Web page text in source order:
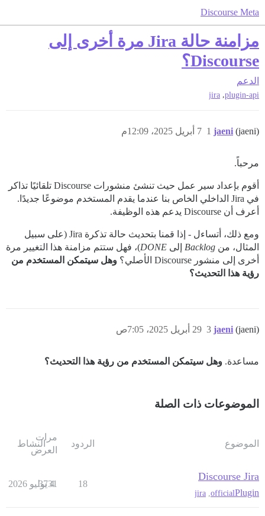
Discourse Meta
مزامنة حالة Jira مرة أخرى إلى
Discourse؟
الدعم
plugin-api
,
jira
jaeni (jaeni) 7 أبريل 2025، 12:09م 1
مرحباً.
أقوم بإعداد سير عمل حيث تنشئ منشورات Discourse تلقائيًا تذاكر
في Jira الداخلي الخاص بنا عندما يقدم المستخدم موضوعًا جديدًا.
أعرف أن Discourse يدعم هذه الوظيفة.
ومع ذلك، أتساءل - إذا قمنا بتحديث حالة تذكرة Jira (على سبيل
المثال، من Backlog إلى DONE)، فهل ستتم مزامنة هذا التغيير مرة
أخرى إلى منشور Discourse الأصلي؟
وهل سيتمكن المستخدم من
رؤية هذا التحديث؟
jaeni (jaeni) 29 أبريل 2025، 7:05ص 3
مساعدة. وهل سيتمكن المستخدم من رؤية هذا التحديث؟
الموضوعات ذات الصلة
الموضوع الردود
مرات
العرض
النشاط
Discourse Jira
Plugin
official
jira
18
3731
4 يوليو 2026